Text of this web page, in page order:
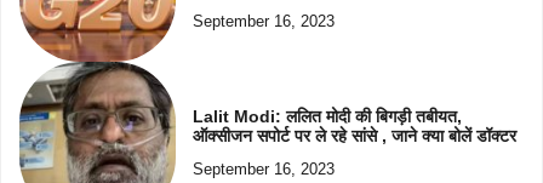
September 16, 2023
Lalit Modi: ललित मोदी की बिगड़ी तबीयत,
ऑक्सीजन सपोर्ट पर ले रहे सांसे , जाने क्या बोलें डॉक्टर
September 16, 2023